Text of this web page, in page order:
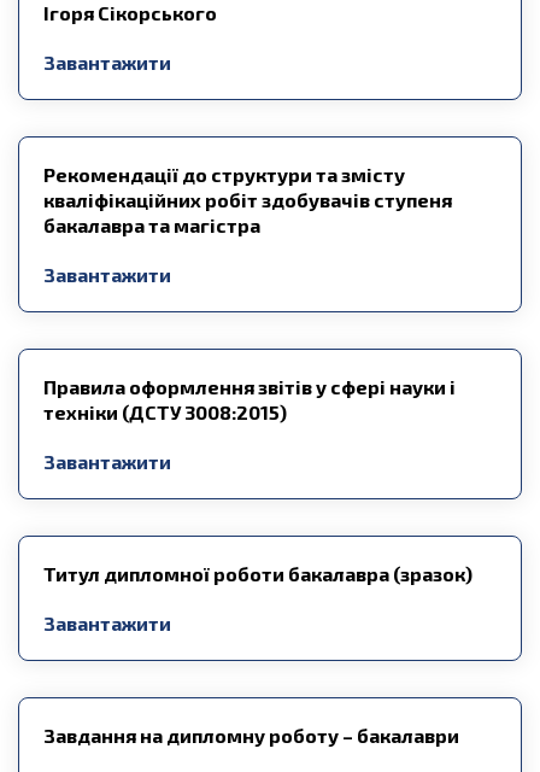
Ігоря Сікорського
Завантажити
Рекомендації до структури та змісту
кваліфікаційних робіт здобувачів ступеня
бакалавра та магістра
Завантажити
Правила оформлення звітів у сфері науки і
техніки (ДСТУ 3008:2015)
Завантажити
Титул дипломної роботи бакалавра (зразок)
Завантажити
Завдання на дипломну роботу – бакалаври